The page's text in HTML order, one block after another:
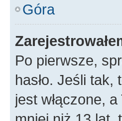
Góra
Po pierwsze,
hasło. Jeśli tak,
jest włączone,